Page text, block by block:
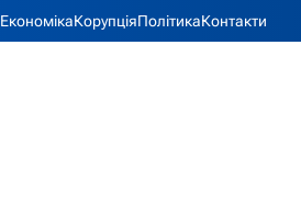
ЕкономікаКорупціяПолітикаКонтакти